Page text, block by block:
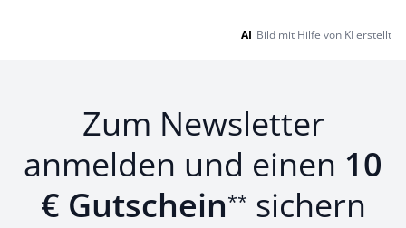
AI Bild mit Hilfe von KI erstellt
Zum Newsletter
anmelden und einen 10
€ Gutschein** sichern